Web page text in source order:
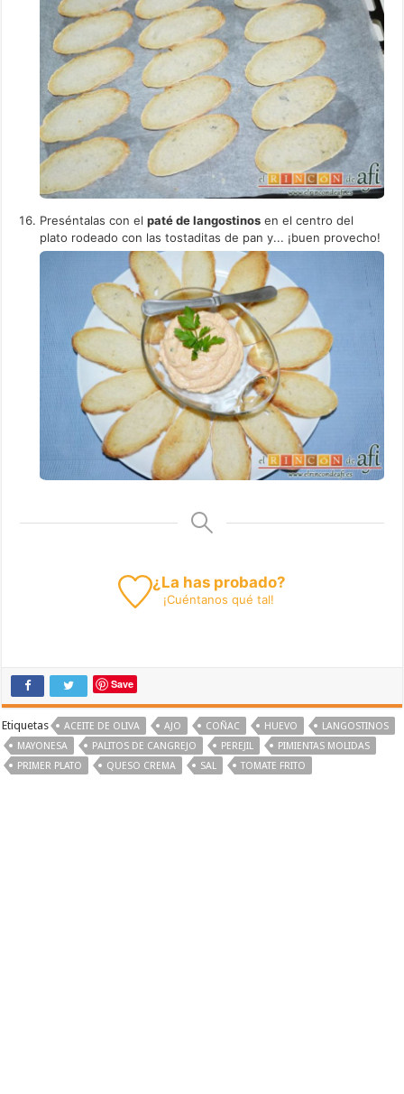
Preséntalas con elpaté de langostinos en el centro del
plato rodeado con las tostaditas de pan y... ¡buen provecho!
¿La has probado?
¡Cuéntanos qué tal!
Save
Etiquetas ACEITE DE OLIVA AJO COÑAC HUEVO
LANGOSTINOS
MAYONESA
PALITOS DE CANGREJO PEREJIL
PIMIENTAS MOLIDAS
PRIMER PLATO
QUESO CREMA SAL TOMATE FRITO